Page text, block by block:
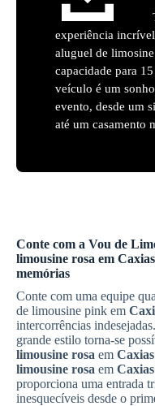
experiência
aluguel de
capacidade para 15
veículo é um
evento, desde um
até um casamento
Conte com a Vou de
limousine rosa em
memórias
Conte com uma equipe
de limousine pink em
intercorrências
grande estilo torna-se
limousine rosa em
limousine rosa em
proporciona uma entrada
inesquecíveis desde o